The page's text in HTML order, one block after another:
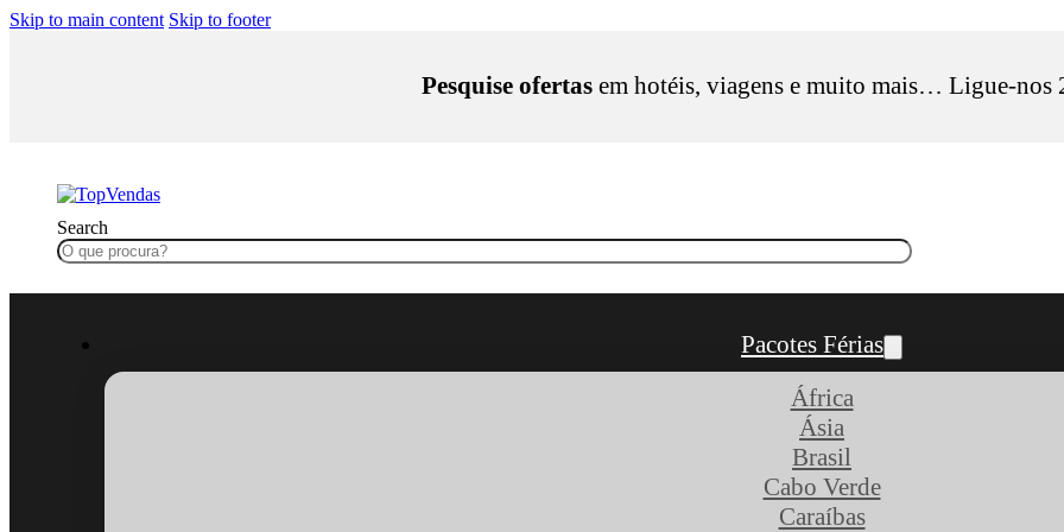
Skip to main content Skip to footer
Pesquise ofertasem hotéis, viagens e muito mais… Ligue-nos
Search
Pacotes Férias
África
Ásia
Brasil
Cabo Verde
Caraíbas